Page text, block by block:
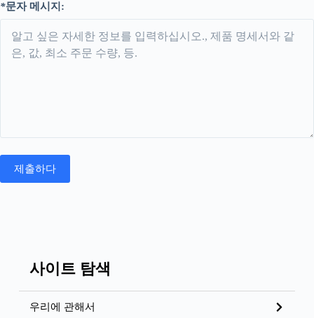
*문자 메시지:
사이트 탐색
우리에 관해서